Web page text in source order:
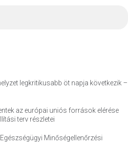
legkritikusabb öt napja következik –
az európai uniós források elérése
terv részletei
Minőségellenőrzési